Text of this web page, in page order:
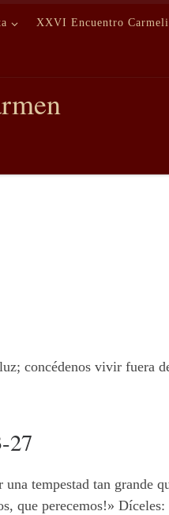
XXVI Encuentro
concédenos vivir fuera
27
tempestad tan grande
que perecemos!»